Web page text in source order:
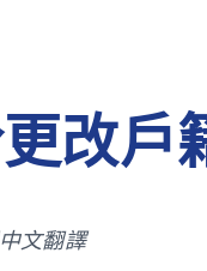
改戶
文翻譯